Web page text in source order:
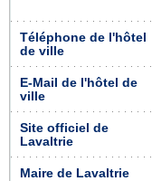
Téléphone de l'hôtel
de ville
E-Mail de l'hôtel de
ville
Site officiel de
Lavaltrie
Maire de Lavaltrie